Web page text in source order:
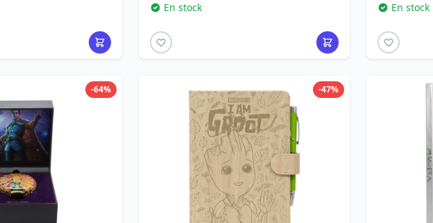
En stock
En stock
-64% -47%